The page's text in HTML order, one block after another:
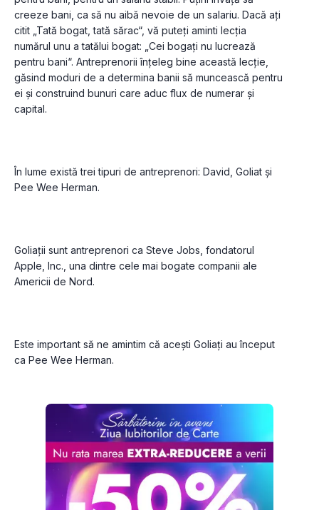
creeze bani, ca să nu aibă nevoie de un salariu. Dacă ați
citit „Tată bogat, tată sărac“, vă puteți aminti lecția
numărul unu a tatălui bogat: „Cei bogați nu lucrează
pentru bani“. Antreprenorii înțeleg bine această lecție,
găsind moduri de a determina banii să muncească pentru
ei și construind bunuri care aduc flux de numerar și
În lume există trei tipuri de antreprenori: David, Goliat și
Goliații sunt antreprenori ca Steve Jobs, fondatorul
Apple, Inc., una dintre cele mai bogate companii ale
Este important să ne amintim că acești Goliați au început
ca Pee Wee Herman.